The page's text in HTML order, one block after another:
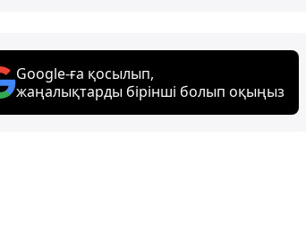
Google-ға қосылып,
жаңалықтарды бірінші болып оқыңыз